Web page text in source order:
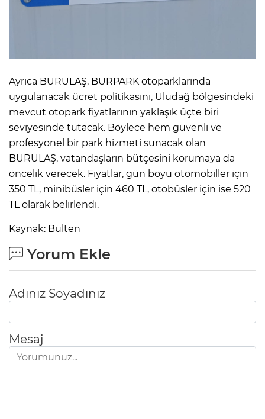
Ayrıca BURULAŞ, BURPARK otoparklarında
uygulanacak ücret politikasını, Uludağ bölgesindeki
mevcut otopark fiyatlarının yaklaşık üçte biri
seviyesinde tutacak. Böylece hem güvenli ve
profesyonel bir park hizmeti sunacak olan
BURULAŞ, vatandaşların bütçesini korumaya da
öncelik verecek. Fiyatlar, gün boyu otomobiller için
350 TL, minibüsler için 460 TL, otobüsler için ise 520
TL olarak belirlendi.
Kaynak: Bülten
Yorum Ekle
Adınız Soyadınız
Mesaj